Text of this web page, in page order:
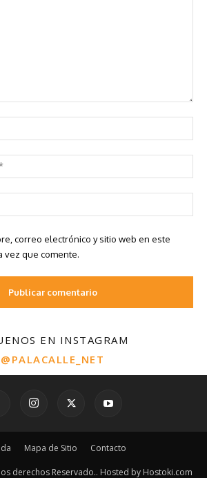
EN INSTAGRAM
@PALACALLE_NET
Mapa de Sitio Contacto
derechos Reservado.. Hosted by Hostoki.com